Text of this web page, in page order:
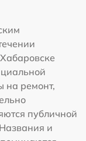
на ремонт,
публичной
и